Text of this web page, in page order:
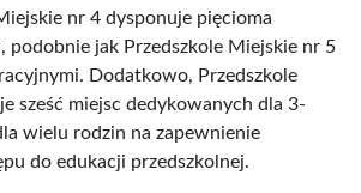
nr 4 dysponuje pięcioma
podobnie jak Przedszkole Miejskie nr 5
Dodatkowo, Przedszkole
sześć miejsc dedykowanych dla 3-
wielu rodzin na zapewnienie
do edukacji przedszkolnej.